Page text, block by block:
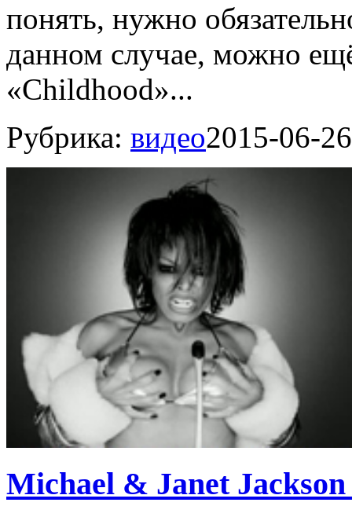
понять, нужно
данном случае, можно
«Childhood»...
Рубрика: видео2015-06-26
Michael & Janet